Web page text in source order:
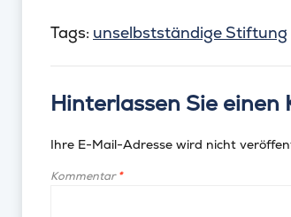
Tags: unselbstständige Stiftung
Hinterlassen Sie einen
Ihre E-Mail-Adresse wird nicht
Kommentar*